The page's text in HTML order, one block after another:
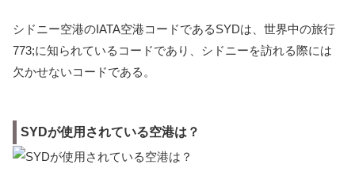
シドニー空港のIATA空港コードであるSYDは、世界中の旅行
773;に知られているコードであり、シドニーを訪れる際には
欠かせないコードである。
SYDが使用されている空港は？